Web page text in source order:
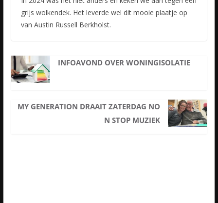
grijs wolkendek. Het leverde wel dit mooie plaatje op
van Austin Russell Berkholst.
INFOAVOND OVER WONINGISOLATIE
MY GENERATION DRAAIT ZATERDAG NO
N STOP MUZIEK